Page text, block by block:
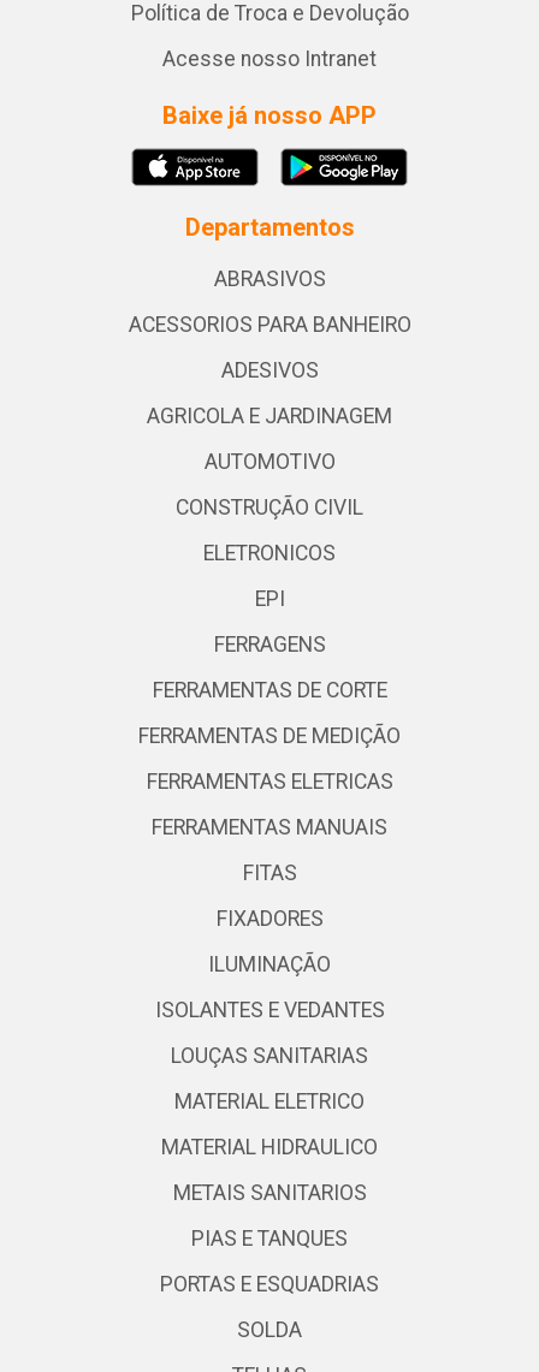
Política de Troca e Devolução
Acesse nosso Intranet
Baixe já nosso APP
Departamentos
ABRASIVOS
ACESSORIOS PARA BANHEIRO
ADESIVOS
AGRICOLA E JARDINAGEM
AUTOMOTIVO
CONSTRUÇÃO CIVIL
ELETRONICOS
EPI
FERRAGENS
FERRAMENTAS DE CORTE
FERRAMENTAS DE MEDIÇÃO
FERRAMENTAS ELETRICAS
FERRAMENTAS MANUAIS
FITAS
FIXADORES
ILUMINAÇÃO
ISOLANTES E VEDANTES
LOUÇAS SANITARIAS
MATERIAL ELETRICO
MATERIAL HIDRAULICO
METAIS SANITARIOS
PIAS E TANQUES
PORTAS E ESQUADRIAS
SOLDA